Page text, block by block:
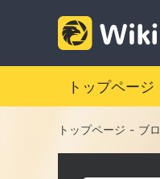
トップページ
トップページ - ブ